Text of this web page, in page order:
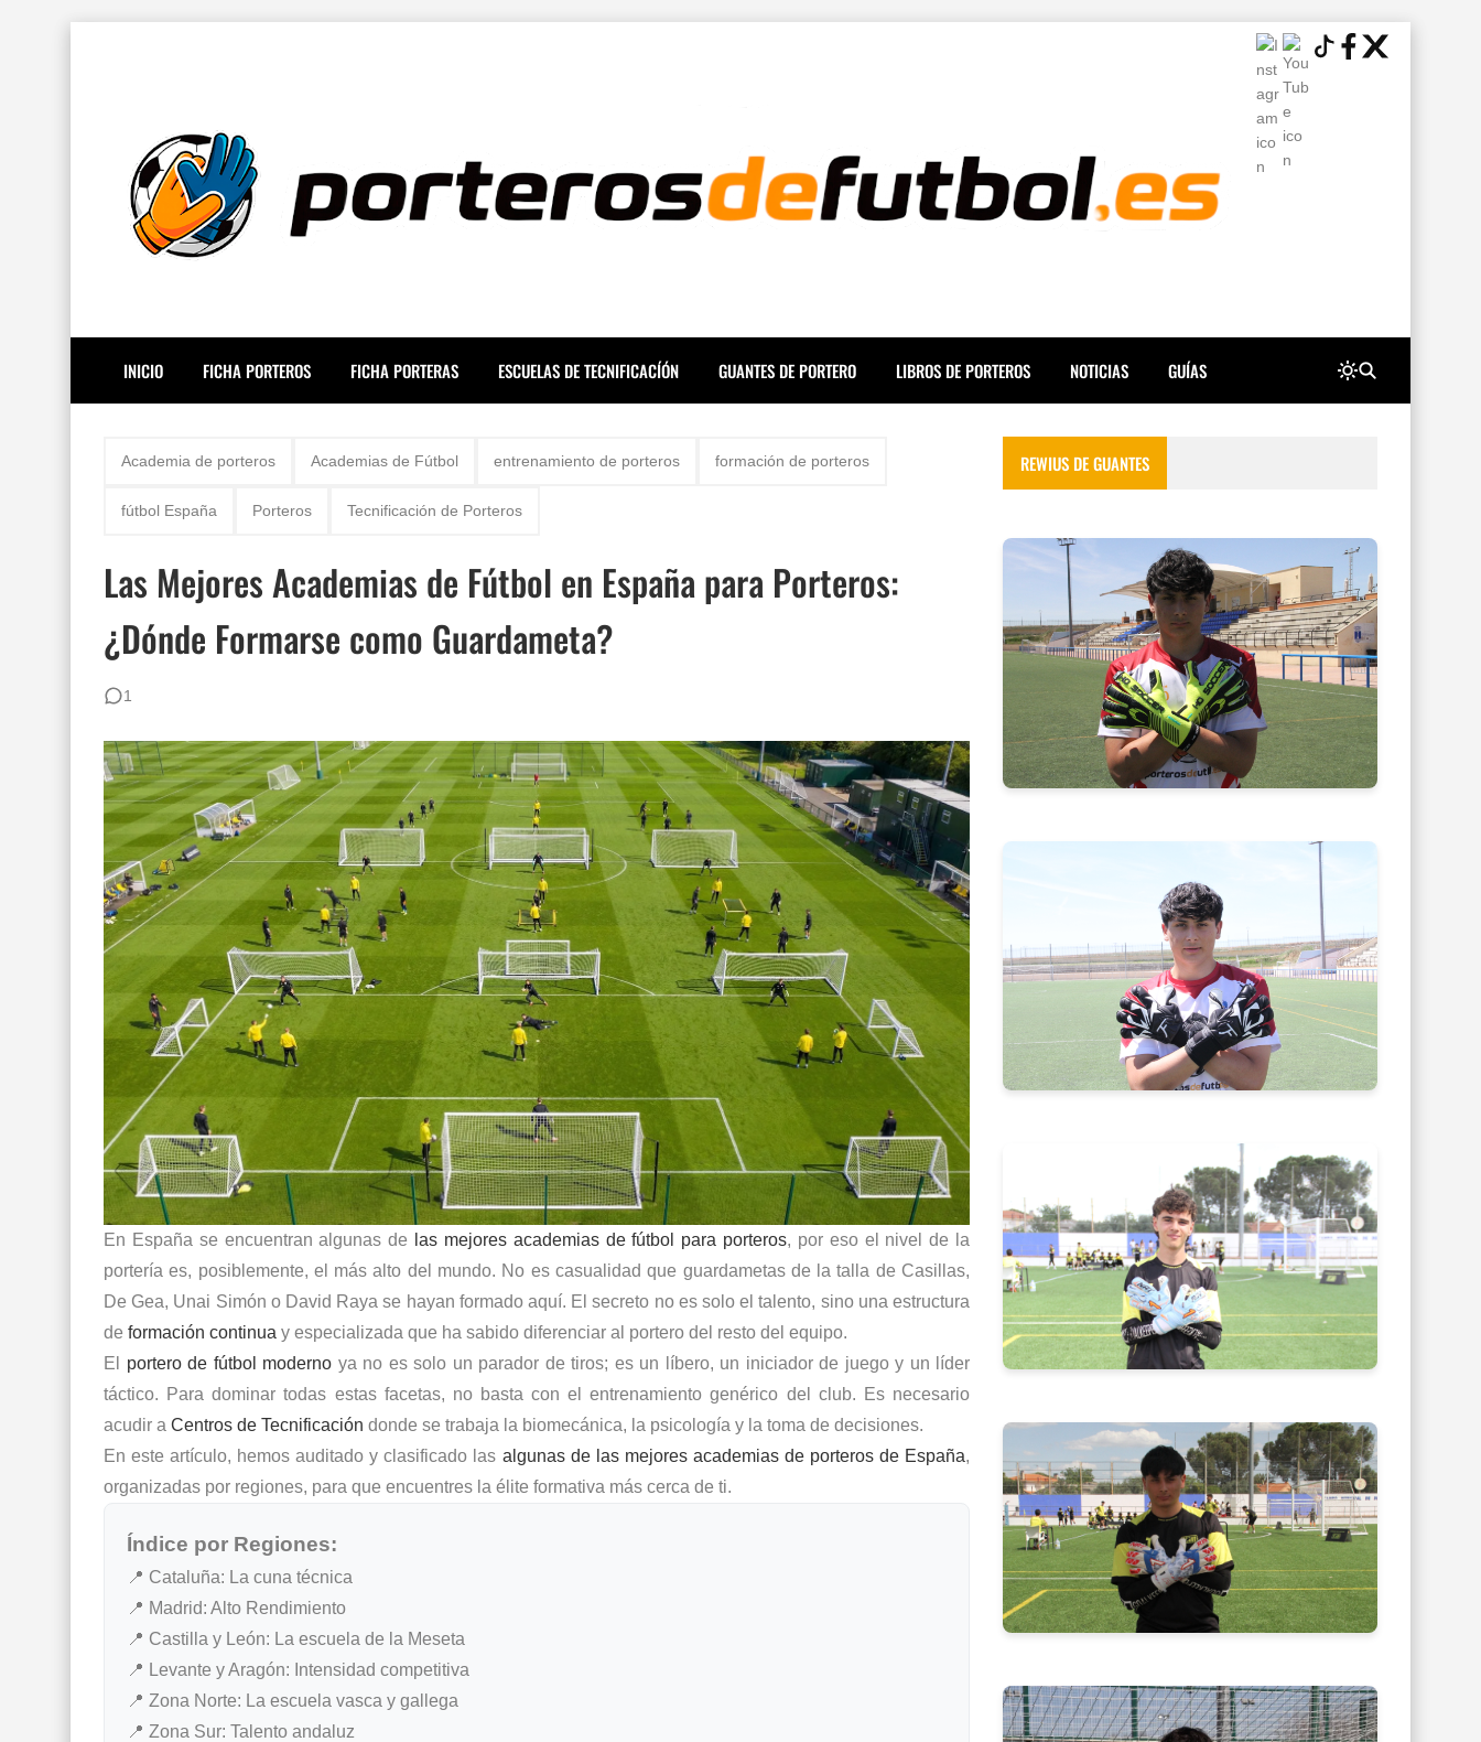
INICIO FICHA PORTEROS FICHA PORTERAS ESCUELAS DE TECNIFICACÍÓN GUANTES DE PORTERO LIBROS DE PORTEROS NOTICIAS GUÍAS
Academia de porteros Academias de Fútbol entrenamiento de porteros formación de porteros
fútbol España Porteros Tecnificación de Porteros
Las Mejores Academias de Fútbol en España para Porteros:
¿Dónde Formarse como Guardameta?
1
En España se encuentran algunas de las mejores academias de fútbol para porteros, por eso el nivel de la
portería es, posiblemente, el más alto del mundo. No es casualidad que guardametas de la talla de Casillas,
De Gea, Unai Simón o David Raya se hayan formado aquí. El secreto no es solo el talento, sino una estructura
de formación continua y especializada que ha sabido diferenciar al portero del resto del equipo.
El portero de fútbol moderno ya no es solo un parador de tiros; es un líbero, un iniciador de juego y un líder
táctico. Para dominar todas estas facetas, no basta con el entrenamiento genérico del club. Es necesario
acudir a Centros de Tecnificación donde se trabaja la biomecánica, la psicología y la toma de decisiones.
En este artículo, hemos auditado y clasificado las algunas de las mejores academias de porteros de España,
organizadas por regiones, para que encuentres la élite formativa más cerca de ti.
Índice por Regiones:
📍 Cataluña: La cuna técnica
📍 Madrid: Alto Rendimiento
📍 Castilla y León: La escuela de la Meseta
📍 Levante y Aragón: Intensidad competitiva
📍 Zona Norte: La escuela vasca y gallega
📍 Zona Sur: Talento andaluz
REWIUS DE GUANTES